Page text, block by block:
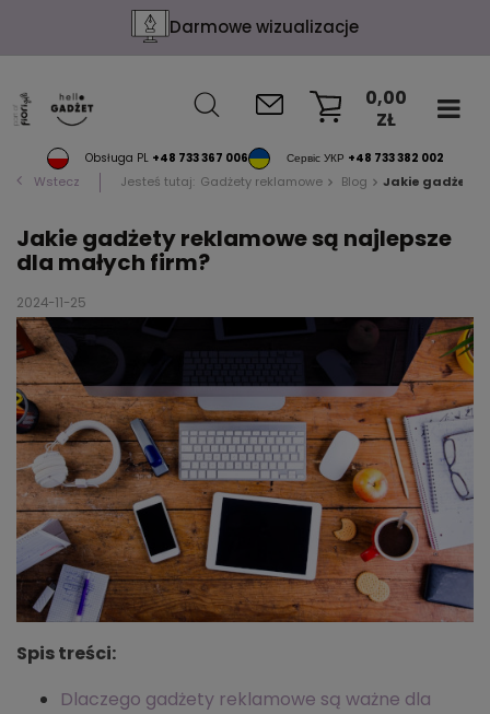
Darmowe wizualizacje
Obsługa PL +48 733 367 006 Сервіс УКР +48 733 382 002
0,00
ZŁ
Wstecz Jesteś tutaj: Gadżety reklamowe Blog Jakie gadżety
Jakie gadżety reklamowe są najlepsze
dla małych firm?
2024-11-25
Spis treści:
Dlaczego gadżety reklamowe są ważne dla